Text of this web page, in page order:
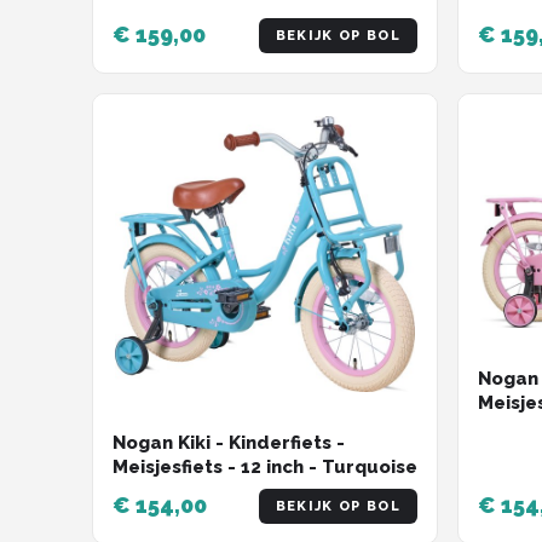
Terugtraprem & V-Brake - Mat
€ 159,00 BEKIJK OP BOL €
Nogan Kiki - Kinderfiets -
Meisjesfiets - 12 inch - Turquoise
€ 154,00 BEKIJK OP BOL €